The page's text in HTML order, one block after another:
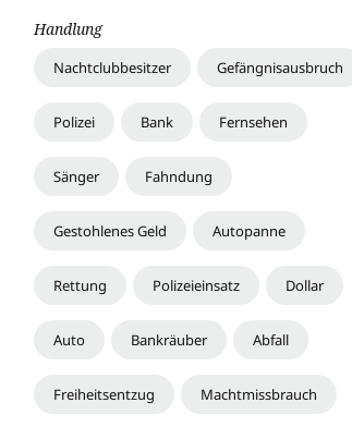
Handlung
Nachtclubbesitzer Gefängnisausbruch
Polizei Bank Fernsehen
Sänger Fahndung
Gestohlenes Geld Autopanne
Rettung Polizeieinsatz Dollar
Auto Bankräuber Abfall
Freiheitsentzug Machtmissbrauch